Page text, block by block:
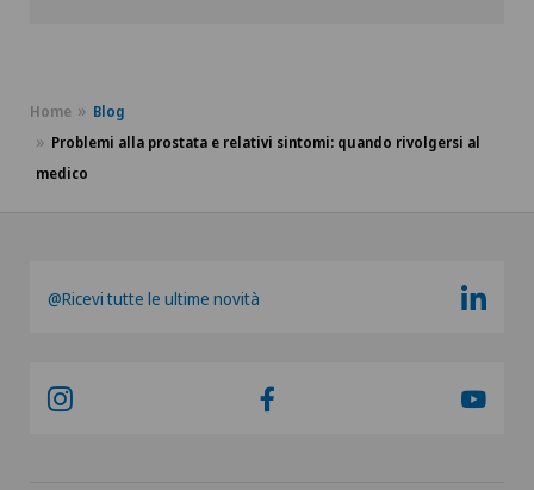
Home
Blog
Problemi alla prostata e relativi sintomi: quando rivolgersi al
medico
@Ricevi tutte le ultime novità